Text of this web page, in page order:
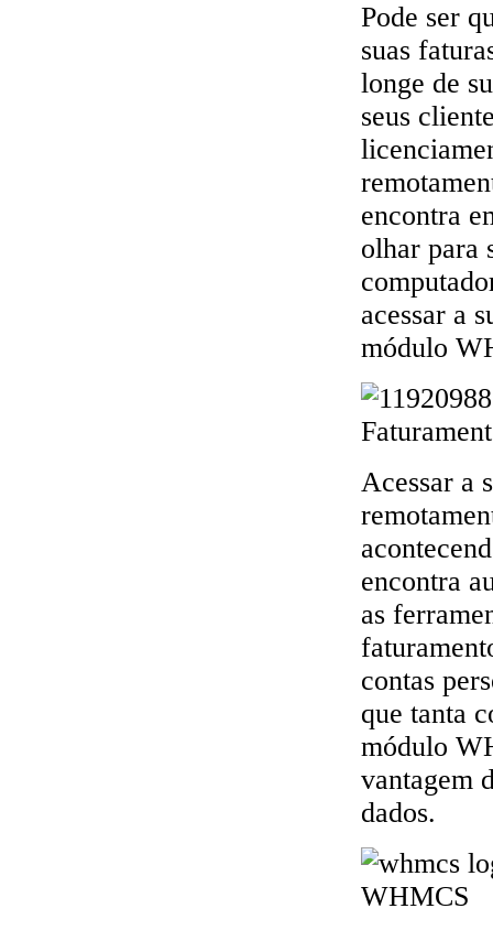
Pode ser
suas
longe de
seus
encontra
olhar para
acessar a
módulo
Acessar a
encontra
as
contas
que tanta
módulo
vantagem
dados.